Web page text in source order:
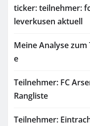
ticker: teilnehmer:
leverkusen aktuell
Meine Analyse
e
Teilnehmer: FC
Rangliste
Teilnehmer: